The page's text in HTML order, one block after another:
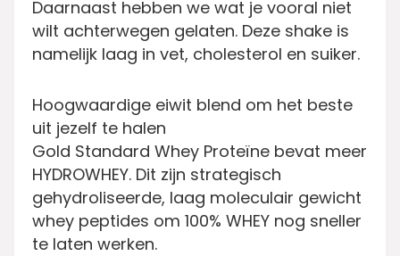
Daarnaast hebben we wat je vooral niet
wilt achterwegen gelaten. Deze shake is
namelijk laag in vet, cholesterol en suiker.
Hoogwaardige eiwit blend om het beste
uit jezelf te halen
Gold Standard Whey Proteïne bevat meer
HYDROWHEY. Dit zijn strategisch
gehydroliseerde, laag moleculair gewicht
whey peptides om 100% WHEY nog sneller
te laten werken.